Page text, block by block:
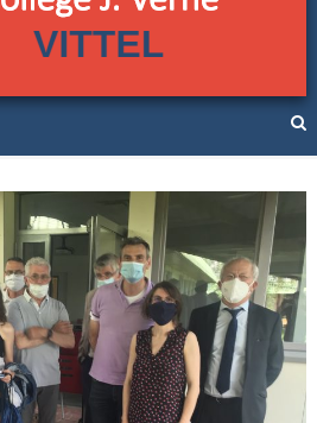
Verne de
(Vosges)